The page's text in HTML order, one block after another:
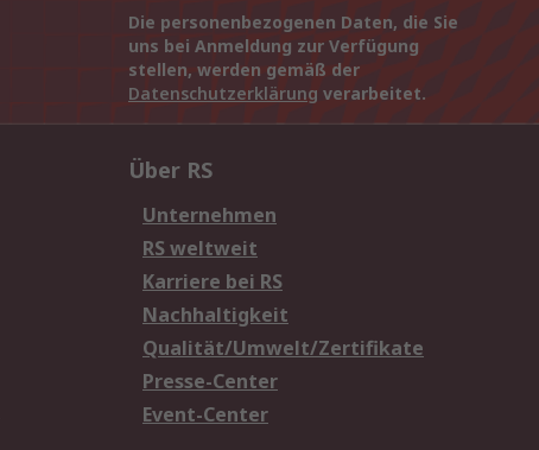
Die personenbezogenen Daten, die Sie
uns bei Anmeldung zur Verfügung
stellen, werden gemäß der
Datenschutzerklärung verarbeitet.
Über RS
Unternehmen
RS weltweit
Karriere bei RS
Nachhaltigkeit
Qualität/Umwelt/Zertifikate
Presse-Center
Event-Center